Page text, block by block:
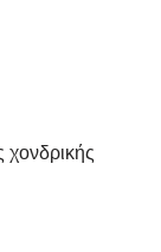
χονδρικής